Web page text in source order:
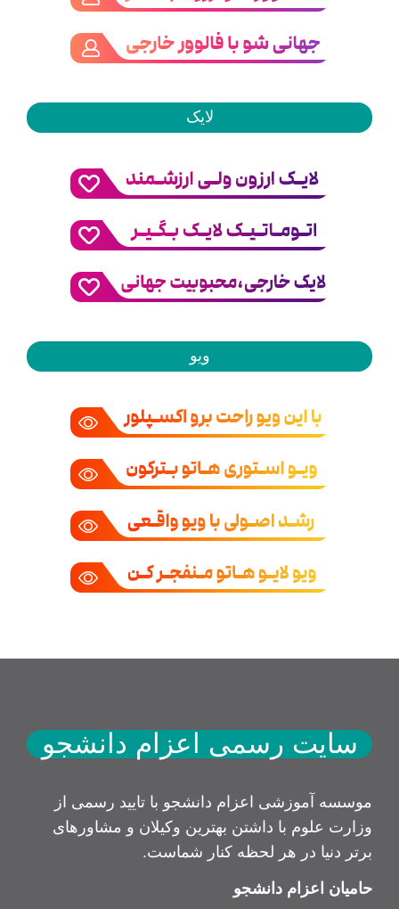
لایک
ویو
سایت رسمی اعزام دانشجو
موسسه آموزشی اعزام دانشجو با تایید رسمی از
وزارت علوم با داشتن بهترین وکیلان و مشاورهای
برتر دنیا در هر لحظه کنار شماست.
حامیان اعزام دانشجو